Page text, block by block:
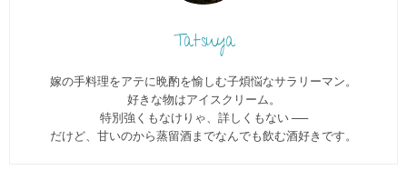
Tatsuya
嫁の手料理をアテに晩酌を愉しむ子煩悩なサラリーマン。
好きな物はアイスクリーム。
特別強くもなけりゃ、詳しくもない ──
だけど、甘いのから蒸留酒までなんでも飲む酒好きです。